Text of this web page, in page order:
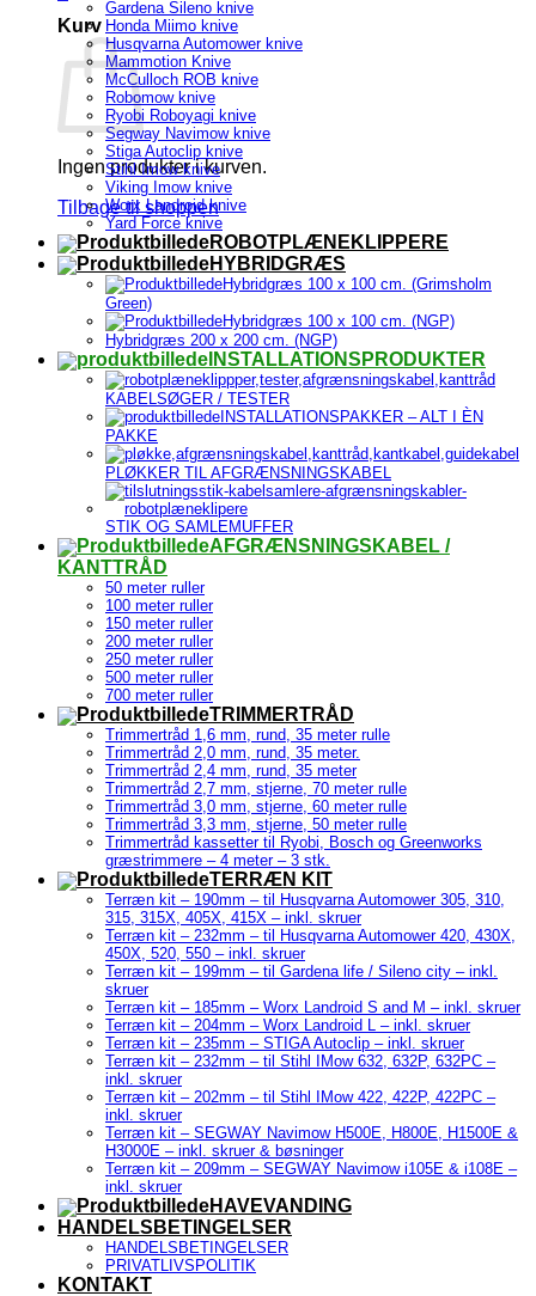
Kurv
Ingen produkter i kurven.
Tilbage til shoppen
Gardena Sileno knive
Honda Miimo knive
Husqvarna Automower knive
Mammotion Knive
McCulloch ROB knive
Robomow knive
Ryobi Roboyagi knive
Segway Navimow knive
Stiga Autoclip knive
Stihl Imow knive
Viking Imow knive
Worx Landroid knive
Yard Force knive
ROBOTPLÆNEKLIPPERE
HYBRIDGRÆS
Hybridgræs 100 x 100 cm. (Grimsholm
Green)
Hybridgræs 100 x 100 cm. (NGP)
Hybridgræs 200 x 200 cm. (NGP)
INSTALLATIONSPRODUKTER
KABELSØGER / TESTER
INSTALLATIONSPAKKER – ALT I ÈN
PAKKE
PLØKKER TIL AFGRÆNSNINGSKABEL
STIK OG SAMLEMUFFER
AFGRÆNSNINGSKABEL /
KANTTRÅD
50 meter ruller
100 meter ruller
150 meter ruller
200 meter ruller
250 meter ruller
500 meter ruller
700 meter ruller
TRIMMERTRÅD
Trimmertråd 1,6 mm, rund, 35 meter rulle
Trimmertråd 2,0 mm, rund, 35 meter.
Trimmertråd 2,4 mm, rund, 35 meter
Trimmertråd 2,7 mm, stjerne, 70 meter rulle
Trimmertråd 3,0 mm, stjerne, 60 meter rulle
Trimmertråd 3,3 mm, stjerne, 50 meter rulle
Trimmertråd kassetter til Ryobi, Bosch og Greenworks
græstrimmere – 4 meter – 3 stk.
TERRÆN KIT
Terræn kit – 190mm – til Husqvarna Automower 305, 310,
315, 315X, 405X, 415X – inkl. skruer
Terræn kit – 232mm – til Husqvarna Automower 420, 430X,
450X, 520, 550 – inkl. skruer
Terræn kit – 199mm – til Gardena life / Sileno city – inkl.
skruer
Terræn kit – 185mm – Worx Landroid S and M – inkl. skruer
Terræn kit – 204mm – Worx Landroid L – inkl. skruer
Terræn kit – 235mm – STIGA Autoclip – inkl. skruer
Terræn kit – 232mm – til Stihl IMow 632, 632P, 632PC –
inkl. skruer
Terræn kit – 202mm – til Stihl IMow 422, 422P, 422PC –
inkl. skruer
Terræn kit – SEGWAY Navimow H500E, H800E, H1500E &
H3000E – inkl. skruer & bøsninger
Terræn kit – 209mm – SEGWAY Navimow i105E & i108E –
inkl. skruer
HAVEVANDING
HANDELSBETINGELSER
HANDELSBETINGELSER
PRIVATLIVSPOLITIK
KONTAKT